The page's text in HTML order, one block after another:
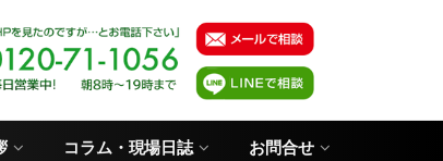
コラム・現場日誌 お問合せ